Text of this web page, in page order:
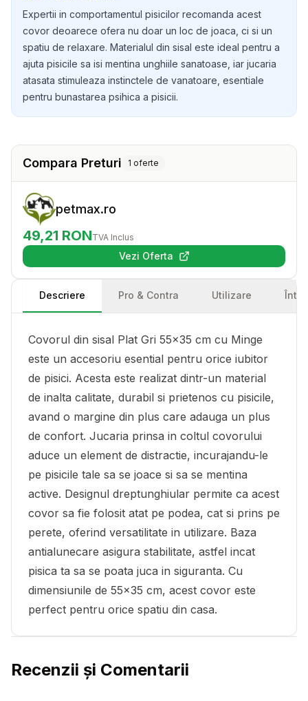
Expertii in comportamentul pisicilor recomanda acest
covor deoarece ofera nu doar un loc de joaca, ci si un
spatiu de relaxare. Materialul din sisal este ideal pentru a
ajuta pisicile sa isi mentina unghiile sanatoase, iar jucaria
atasata stimuleaza instinctele de vanatoare, esentiale
pentru bunastarea psihica a pisicii.
Compara Preturi 1 oferte
petmax.ro
49,21 RONTVA Inclus
Vezi Oferta(se deschide într-o filă nouă)
Descriere Pro & Contra Utilizare
Covorul din sisal Plat Gri 55x35 cm cu Minge
este un accesoriu esential pentru orice iubitor
de pisici. Acesta este realizat dintr-un material
de inalta calitate, durabil si prietenos cu pisicile,
avand o margine din plus care adauga un plus
de confort. Jucaria prinsa in coltul covorului
aduce un element de distractie, incurajandu-le
pe pisicile tale sa se joace si sa se mentina
active. Designul dreptunghiular permite ca acest
covor sa fie folosit atat pe podea, cat si prins pe
perete, oferind versatilitate in utilizare. Baza
antialunecare asigura stabilitate, astfel incat
pisica ta sa se poata juca in siguranta. Cu
dimensiunile de 55x35 cm, acest covor este
perfect pentru orice spatiu din casa.
Recenzii și Comentarii